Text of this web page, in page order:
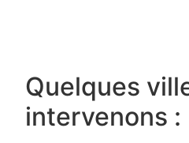
Quelques
intervenons :